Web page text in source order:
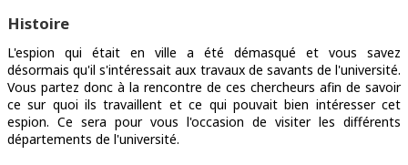
Histoire
L'espion qui était en ville a été démasqué et vous savez
désormais qu'il s'intéressait aux travaux de savants de l'université.
Vous partez donc à la rencontre de ces chercheurs afin de savoir
ce sur quoi ils travaillent et ce qui pouvait bien intéresser cet
espion. Ce sera pour vous l'occasion de visiter les différents
départements de l'université.